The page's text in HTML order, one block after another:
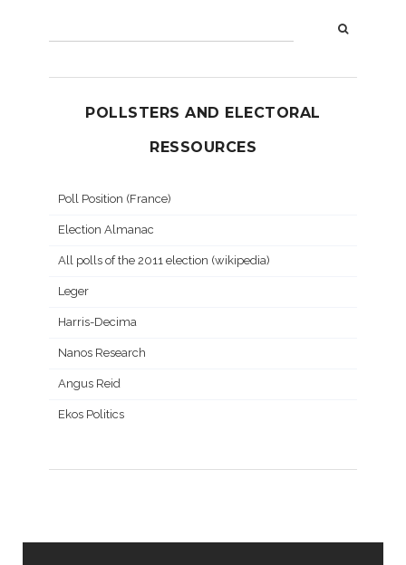
POLLSTERS AND ELECTORAL
RESSOURCES
Poll Position (France)
Election Almanac
All polls of the 2011 election (wikipedia)
Leger
Harris-Decima
Nanos Research
Angus Reid
Ekos Politics